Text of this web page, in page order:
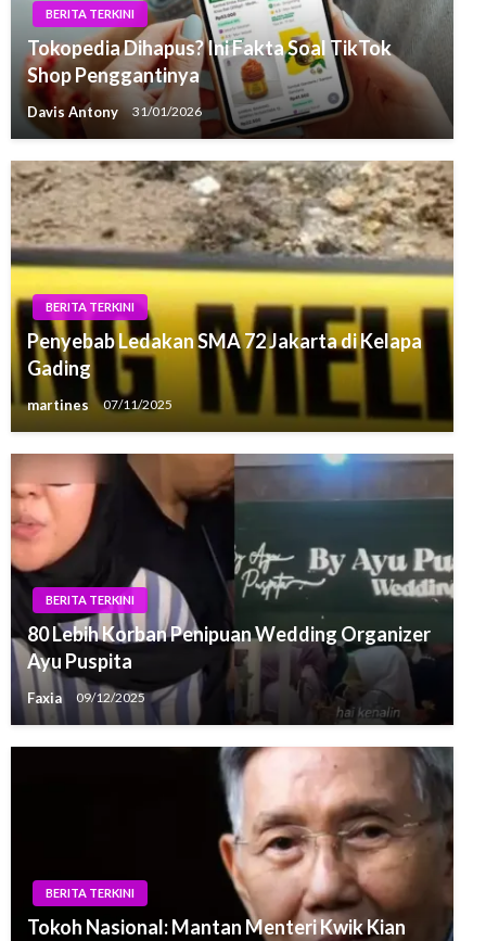
BERITA TERKINI
Tokopedia Dihapus? Ini Fakta Soal TikTok
Shop Penggantinya
Davis Antony 31/01/2026
BERITA TERKINI
Penyebab Ledakan SMA 72 Jakarta di Kelapa
Gading
martines 07/11/2025
BERITA TERKINI
80 Lebih Korban Penipuan Wedding Organizer
Ayu Puspita
Faxia 09/12/2025
BERITA TERKINI
Tokoh Nasional: Mantan Menteri Kwik Kian